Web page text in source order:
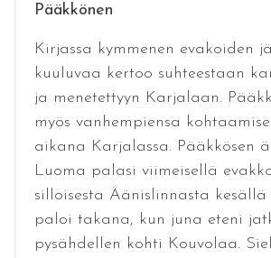
Pääkkönen
Kirjassa kymmenen evakoiden
kuuluvaa kertoo suhteestaan
ja menetettyyn Karjalaan.
myös vanhempiensa
aikana Karjalassa. Pääkkösen
Luoma palasi viimeisellä
silloisesta Äänislinnasta kesällä
paloi takana, kun juna eteni
pysähdellen kohti Kouvolaa.